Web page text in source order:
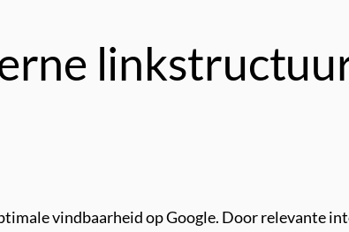
vindbaarheid op Google. Door relevante